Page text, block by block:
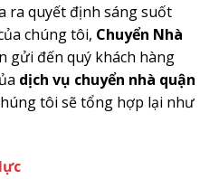
ra quyết định sáng suốt
chúng tôi, Chuyển Nhà
gửi đến quý khách hàng
dịch vụ chuyển nhà quận
tôi sẽ tổng hợp lại như